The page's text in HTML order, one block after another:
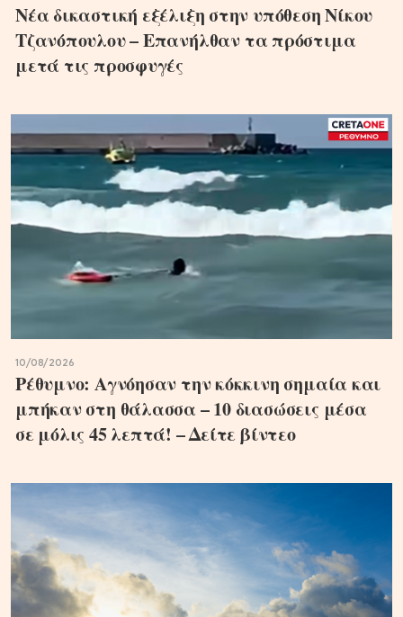
Νέα δικαστική εξέλιξη στην υπόθεση Νίκου
Τζανόπουλου – Επανήλθαν τα πρόστιμα
μετά τις προσφυγές
10/08/2026
Ρέθυμνο: Αγνόησαν την κόκκινη σημαία και
μπήκαν στη θάλασσα – 10 διασώσεις μέσα
σε μόλις 45 λεπτά! – Δείτε βίντεο